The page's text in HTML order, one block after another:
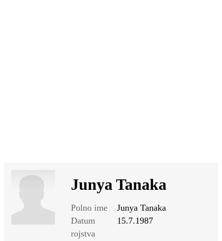
Junya Tanaka
Polno ime
Junya Tanaka
Datum
rojstva
15.7.1987